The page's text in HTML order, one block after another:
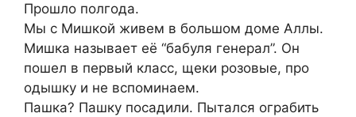
Прошло полгода.
Мы с Мишкой живем в большом доме Аллы.
Мишка называет её “бабуля генерал”. Он
пошел в первый класс, щеки розовые, про
одышку и не вспоминаем.
Пашка? Пашку посадили. Пытался ограбить